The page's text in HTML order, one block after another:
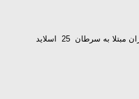
به سرطان 25 اسلاید